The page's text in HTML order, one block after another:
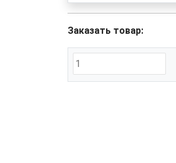
Заказать товар: